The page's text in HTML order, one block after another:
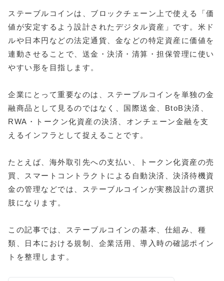
ステーブルコインは、ブロックチェーン上で使える「価
値が安定するよう設計されたデジタル資産」です。米ド
ルや日本円などの法定通貨、金などの特定資産に価値を
連動させることで、送金・決済・清算・担保管理に使い
やすい形を目指します。
企業にとって重要なのは、ステーブルコインを単独の金
融商品として見るのではなく、国際送金、BtoB決済、
RWA・トークン化資産の決済、オンチェーン金融を支
えるインフラとして捉えることです。
たとえば、海外取引先への支払い、トークン化資産の売
買、スマートコントラクトによる自動決済、決済待機資
金の管理などでは、ステーブルコインが実務設計の選択
肢になります。
この記事では、ステーブルコインの基本、仕組み、種
類、日本における規制、企業活用、導入時の確認ポイン
トを整理します。